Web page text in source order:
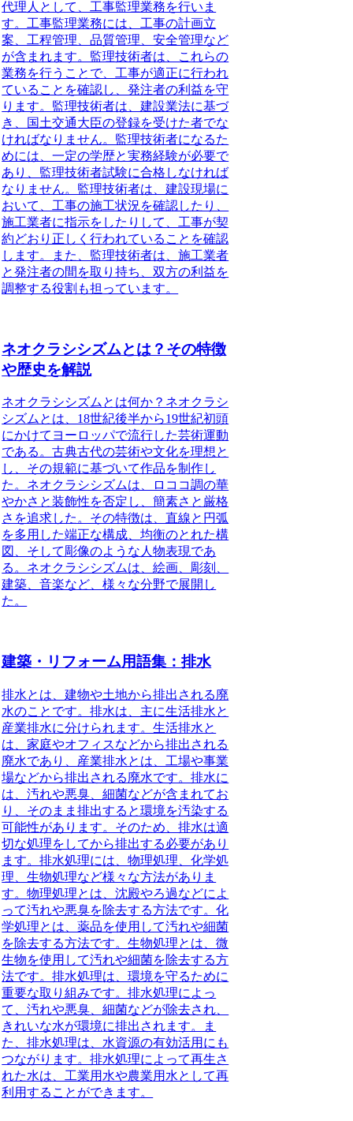
代理人として、工事監理業務を行いま
す。工事監理業務には、工事の計画立
案、工程管理、品質管理、安全管理など
が含まれます。監理技術者は、これらの
業務を行うことで、工事が適正に行われ
ていることを確認し、発注者の利益を守
ります。監理技術者は、建設業法に基づ
き、国土交通大臣の登録を受けた者でな
ければなりません。監理技術者になるた
めには、一定の学歴と実務経験が必要で
あり、監理技術者試験に合格しなければ
なりません。監理技術者は、建設現場に
おいて、工事の施工状況を確認したり、
施工業者に指示をしたりして、工事が契
約どおり正しく行われていることを確認
します。また、監理技術者は、施工業者
と発注者の間を取り持ち、双方の利益を
調整する役割も担っています。
ネオクラシシズムとは？その特徴
や歴史を解説
ネオクラシシズムとは何か？ネオクラシ
シズムとは、18世紀後半から19世紀初頭
にかけてヨーロッパで流行した芸術運動
である。古典古代の芸術や文化を理想と
し、その規範に基づいて作品を制作し
た。ネオクラシシズムは、ロココ調の華
やかさと装飾性を否定し、簡素さと厳格
さを追求した。その特徴は、直線と円弧
を多用した端正な構成、均衡のとれた構
図、そして彫像のような人物表現であ
る。ネオクラシシズムは、絵画、彫刻、
建築、音楽など、様々な分野で展開し
た。
建築・リフォーム用語集：排水
排水とは、建物や土地から排出される廃
水のことです。排水は、主に生活排水と
産業排水に分けられます。生活排水と
は、家庭やオフィスなどから排出される
廃水であり、産業排水とは、工場や事業
場などから排出される廃水です。排水に
は、汚れや悪臭、細菌などが含まれてお
り、そのまま排出すると環境を汚染する
可能性があります。そのため、排水は適
切な処理をしてから排出する必要があり
ます。排水処理には、物理処理、化学処
理、生物処理など様々な方法がありま
す。物理処理とは、沈殿やろ過などによ
って汚れや悪臭を除去する方法です。化
学処理とは、薬品を使用して汚れや細菌
を除去する方法です。生物処理とは、微
生物を使用して汚れや細菌を除去する方
法です。排水処理は、環境を守るために
重要な取り組みです。排水処理によっ
て、汚れや悪臭、細菌などが除去され、
きれいな水が環境に排出されます。ま
た、排水処理は、水資源の有効活用にも
つながります。排水処理によって再生さ
れた水は、工業用水や農業用水として再
利用することができます。